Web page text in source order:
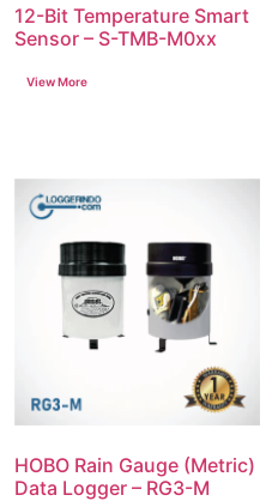
12-Bit Temperature Smart
Sensor – S-TMB-M0xx
HOBO Rain Gauge (Metric)
Data Logger – RG3-M